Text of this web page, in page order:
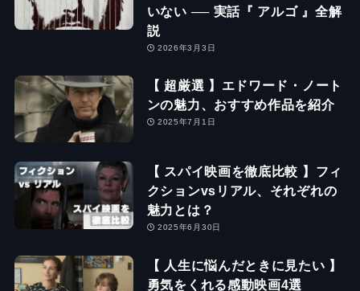
いない ── 実話『 アルゴ 』全解
説
2026年3月3日
【 超厳選 】エドワード・ノート
ンの魅力、おすすめ作品を紹介
2025年7月1日
【 スパイ映画を徹底比較 】フィ
クションvsリアル、それぞれの
魅力とは？
2025年6月30日
【 人生に悩んだときに見たい 】
勇気をくれる感動映画4選